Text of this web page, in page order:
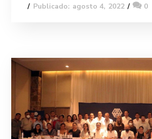
Publicado: agosto 4, 2022
0